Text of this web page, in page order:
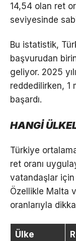
14,54 olan ret
seviyesinde
Bu istatistik,
başvurudan
geliyor. 2025
reddedilirken, 1
başardı.
HANGİ
Türkiye
ret oranı
vatandaşlar
Özellikle Malta
oranlarıyla
Ülke